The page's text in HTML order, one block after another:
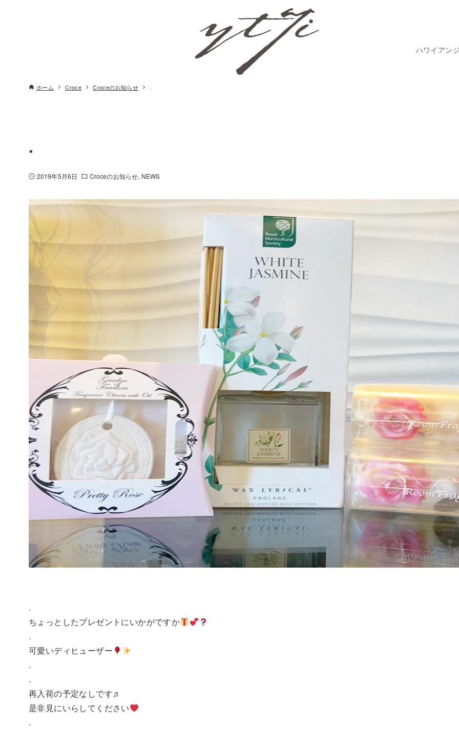
ハワイアン
ホーム Croce Croceのお知らせ
.
2019年5月6日 Croceのお知らせ NEWS
.
ちょっとしたプレゼントにいかがですか
.
可愛いディヒューザー
.
.
再入荷の予定なしです♬
是非見にいらしてください
.